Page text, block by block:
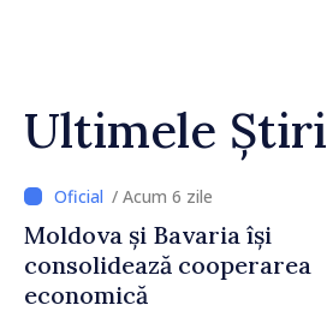
Ultimele Știri
/ Acum 6 zile
Moldova și Bavaria își
consolidează cooperarea
economică